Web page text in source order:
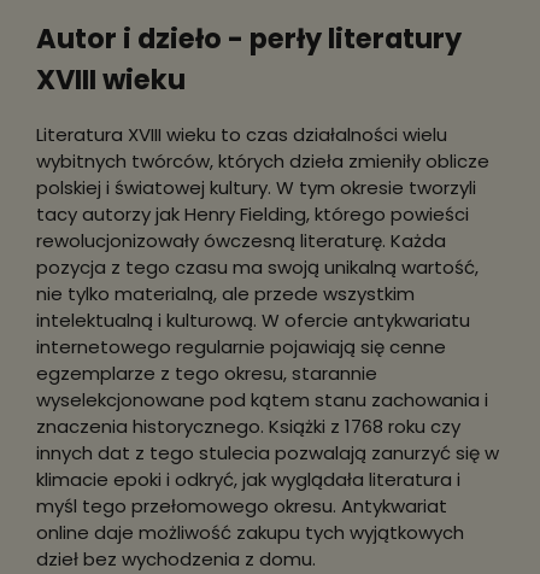
Autor i dzieło - perły literatury
XVIII wieku
Literatura XVIII wieku to czas działalności wielu
wybitnych twórców, których dzieła zmieniły oblicze
polskiej i światowej kultury. W tym okresie tworzyli
tacy autorzy jak Henry Fielding, którego powieści
rewolucjonizowały ówczesną literaturę. Każda
pozycja z tego czasu ma swoją unikalną wartość,
nie tylko materialną, ale przede wszystkim
intelektualną i kulturową. W ofercie antykwariatu
internetowego regularnie pojawiają się cenne
egzemplarze z tego okresu, starannie
wyselekcjonowane pod kątem stanu zachowania i
znaczenia historycznego. Książki z 1768 roku czy
innych dat z tego stulecia pozwalają zanurzyć się w
klimacie epoki i odkryć, jak wyglądała literatura i
myśl tego przełomowego okresu. Antykwariat
online daje możliwość zakupu tych wyjątkowych
dzieł bez wychodzenia z domu.